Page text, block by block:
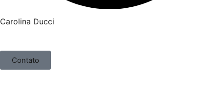
Carolina Ducci
Contato